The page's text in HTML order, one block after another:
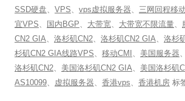
SSD硬盘、 VPS、 vps虚拟服务器、 三网回程移
宜VPS、 国内BGP、 大带宽、 大带宽不限流量、
CN2 GIA、 洛杉矶CN2、 洛杉矶CN2 GIA、 洛杉
杉矶CN2 GIA线路VPS、 移动CMI 、 美国服务器、
洛杉矶CN2、 美国洛杉矶CN2 GIA、 美国洛杉矶
AS10099、 虚拟服务器、 香港vps、 香港机房 标